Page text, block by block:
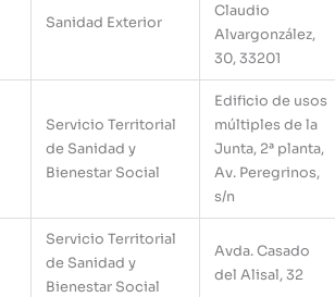
Sanidad Exterior
Claudio
Alvargonzález,
30, 33201
Servicio Territorial
de Sanidad y
Bienestar Social
Edificio de usos
múltiples de la
Junta, 2ª planta,
Av. Peregrinos,
s/n
Servicio Territorial
de Sanidad y
Bienestar Social
Avda. Casado
del Alisal, 32